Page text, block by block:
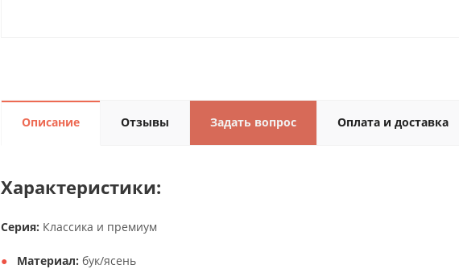
Описание Отзывы Задать вопрос Оплата и доставка
Характеристики:
Серия: Классика и премиум
Материал: бук/ясень